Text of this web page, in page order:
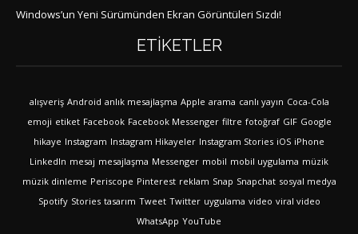
Windows’un Yeni Sürümünden Ekran Görüntüleri Sızdı!
ETIKETLER
alışveriş Android anlık mesajlaşma Apple arama canlı yayın Coca-Cola
emoji etiket Facebook Facebook Messenger filtre fotoğraf GIF Google
hikaye Instagram Instagram Hikayeler Instagram Stories iOS iPhone
LinkedIn mesaj mesajlaşma Messenger mobil mobil uygulama müzik
müzik dinleme Periscope Pinterest reklam Snap Snapchat sosyal medya
Spotify Stories tasarım Tweet Twitter uygulama video viral video
WhatsApp YouTube